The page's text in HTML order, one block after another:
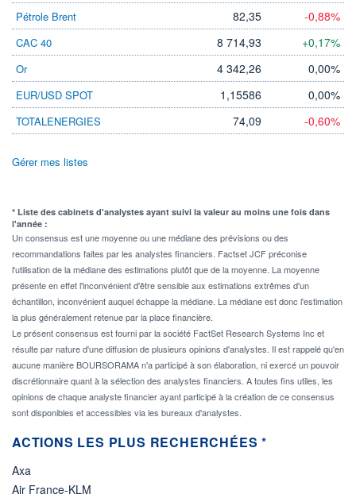
Pétrole Brent 82,35 -0,88%
CAC 40 8 714,93 +0,17%
Or 4 342,26 0,00%
EUR/USD SPOT 1,15586 0,00%
TOTALENERGIES 74,09 -0,60%
Gérer mes listes
* Liste des cabinets d'analystes ayant suivi la valeur au moins une fois dans
l'année :
Un consensus est une moyenne ou une médiane des prévisions ou des
recommandations faites par les analystes financiers. Factset JCF préconise
l'utilisation de la médiane des estimations plutôt que de la moyenne. La moyenne
présente en effet l'inconvénient d'être sensible aux estimations extrêmes d'un
échantillon, inconvénient auquel échappe la médiane. La médiane est donc l'estimation
la plus généralement retenue par la place financière.
Le présent consensus est fourni par la société FactSet Research Systems Inc et
résulte par nature d'une diffusion de plusieurs opinions d'analystes. Il est rappelé qu'en
aucune manière BOURSORAMA n'a participé à son élaboration, ni exercé un pouvoir
discrétionnaire quant à la sélection des analystes financiers. A toutes fins utiles, les
opinions de chaque analyste financier ayant participé à la création de ce consensus
sont disponibles et accessibles via les bureaux d'analystes.
ACTIONS LES PLUS RECHERCHÉES *
Axa
Air France-KLM